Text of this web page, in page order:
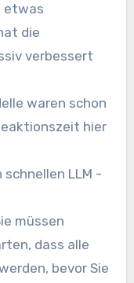
etwas
die
verbessert
waren schon
hier
LLM -
müssen
dass alle
bevor Sie